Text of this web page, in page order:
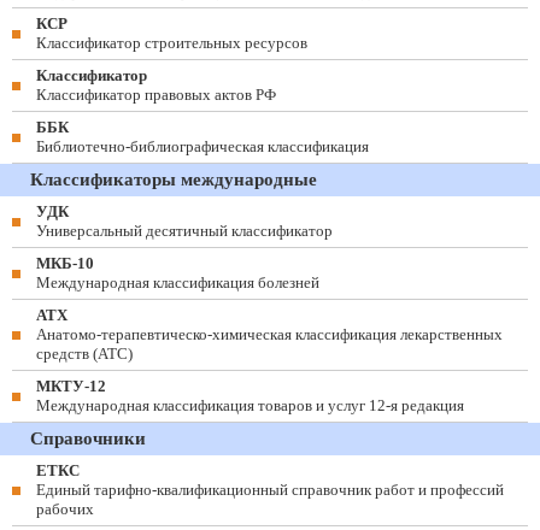
КСР
Классификатор строительных ресурсов
Классификатор
Классификатор правовых актов РФ
ББК
Библиотечно-библиографическая классификация
Классификаторы международные
УДК
Универсальный десятичный классификатор
МКБ-10
Международная классификация болезней
АТХ
Анатомо-терапевтическо-химическая классификация лекарственных
средств (ATC)
МКТУ-12
Международная классификация товаров и услуг 12-я редакция
Справочники
ЕТКС
Единый тарифно-квалификационный справочник работ и профессий
рабочих